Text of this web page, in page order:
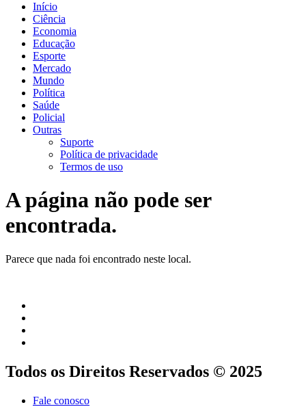
Início
Ciência
Economia
Educação
Esporte
Mercado
Mundo
Política
Saúde
Policial
Outras
Suporte
Política de privacidade
Termos de uso
A página não pode ser
encontrada.
Parece que nada foi encontrado neste local.
Todos os Direitos Reservados © 2025
Fale conosco